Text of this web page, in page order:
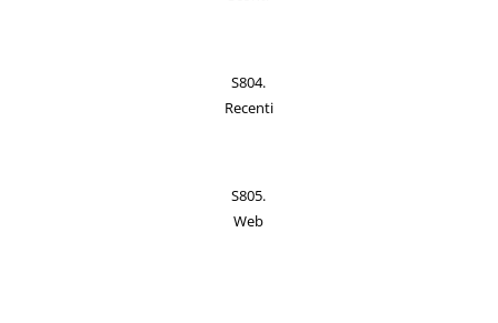
S804.
Recenti
S805.
Web